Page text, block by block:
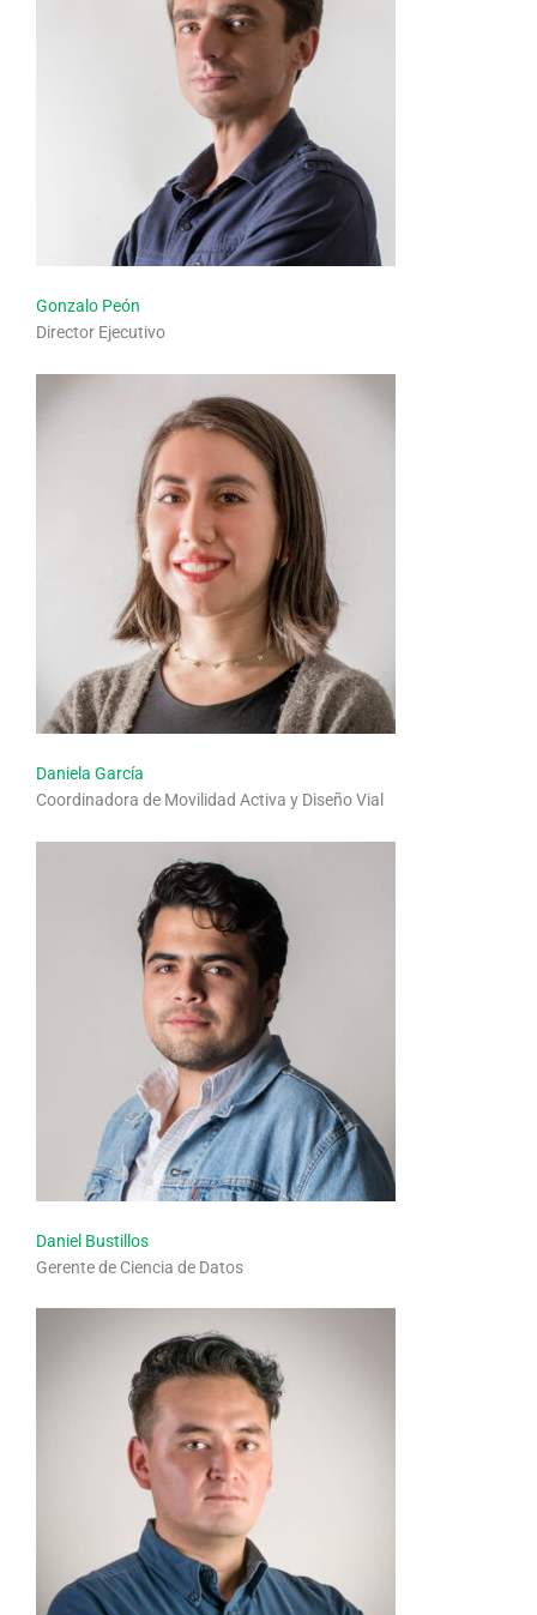
Gonzalo Peón
Director Ejecutivo
Daniela García
Coordinadora de Movilidad Activa y Diseño Vial
Daniel Bustillos
Gerente de Ciencia de Datos